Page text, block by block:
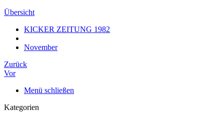
Übersicht
KICKER ZEITUNG 1982
November
Zurück
Vor
Menü schließen
Kategorien